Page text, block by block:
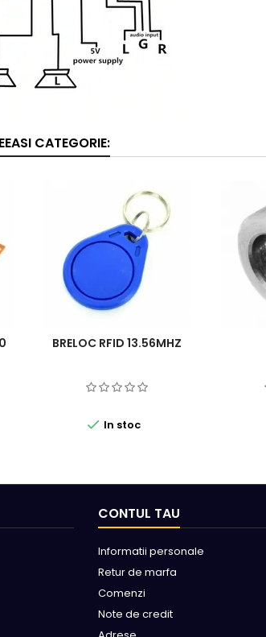
CATEGORIE:
BRELOC RFID 13.56MHZ
 In stoc
CONTUL TAU
Informatii personale
Retur de marfa
Comenzi
Note de credit